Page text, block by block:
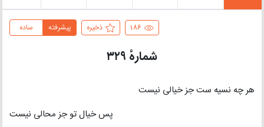
186 ذخیره ساده پیشرفته
شمارهٔ ۳۲۹
هر چه نسیه ست جز خیالی نیست
پس خیال تو جز محالی نیست